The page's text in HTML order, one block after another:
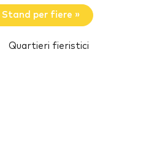
Stand per fiere »
Quartieri fieristici